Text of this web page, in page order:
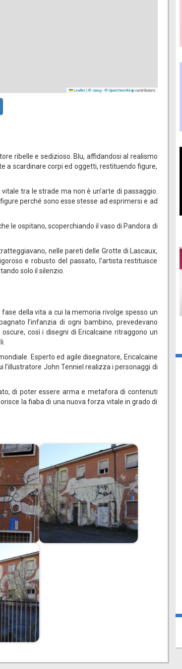
Leaflet | © Jawg- © OpenStreetMapcontributors
ribelle e sedizioso. Blu, affidandosi al realismo
a scardinare corpi ed oggetti, restituendo figure,
tra le strade ma non è un’arte di passaggio.
perché sono esse stesse ad esprimersi e ad
le ospitano, scoperchiando il vaso di Pandora di
nelle pareti delle Grotte di Lascaux,
e robusto del passato, l’artista restituisce
solo il silenzio.
della vita a cui la memoria rivolge spesso un
l’infanzia di ogni bambino, prevedevano
così i disegni di Ericalcaine ritraggono un
Esperto ed agile disegnatore, Ericalcaine
l’illustratore John Tenniel realizza i personaggi di
di poter essere arma e metafora di contenuti
la fiaba di una nuova forza vitale in grado di
Immagine